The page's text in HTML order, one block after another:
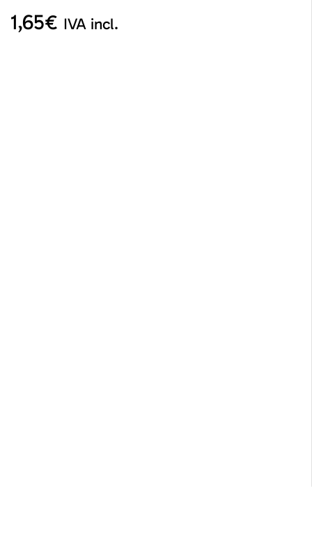
1,65€ IVA incl.